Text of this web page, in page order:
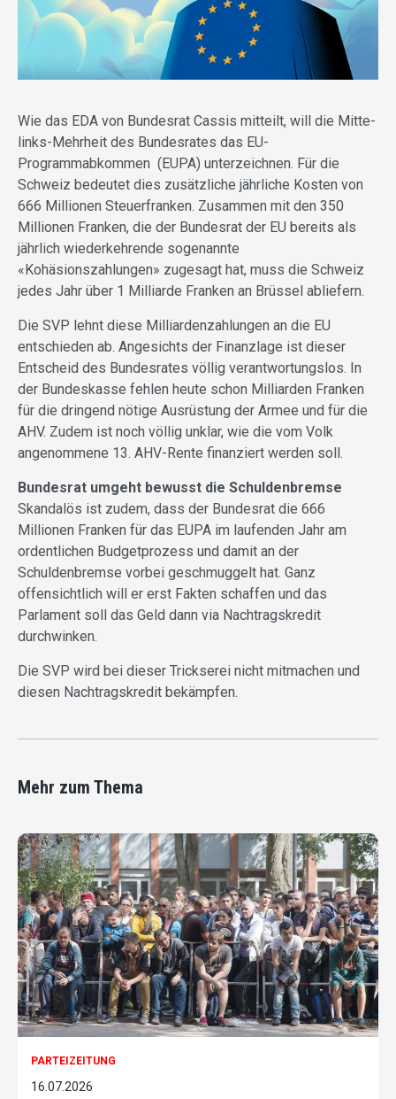
Wie das EDA von Bundesrat Cassis mitteilt, will die Mitte-
links-Mehrheit des Bundesrates das EU-
Programmabkommen (EUPA) unterzeichnen. Für die
Schweiz bedeutet dies zusätzliche jährliche Kosten von
666 Millionen Steuerfranken. Zusammen mit den 350
Millionen Franken, die der Bundesrat der EU bereits als
jährlich wiederkehrende sogenannte
«Kohäsionszahlungen» zugesagt hat, muss die Schweiz
jedes Jahr über 1 Milliarde Franken an Brüssel abliefern.
Die SVP lehnt diese Milliardenzahlungen an die EU
entschieden ab. Angesichts der Finanzlage ist dieser
Entscheid des Bundesrates völlig verantwortungslos. In
der Bundeskasse fehlen heute schon Milliarden Franken
für die dringend nötige Ausrüstung der Armee und für die
AHV. Zudem ist noch völlig unklar, wie die vom Volk
angenommene 13. AHV-Rente finanziert werden soll.
Bundesrat umgeht bewusst die Schuldenbremse
Skandalös ist zudem, dass der Bundesrat die 666
Millionen Franken für das EUPA im laufenden Jahr am
ordentlichen Budgetprozess und damit an der
Schuldenbremse vorbei geschmuggelt hat. Ganz
offensichtlich will er erst Fakten schaffen und das
Parlament soll das Geld dann via Nachtragskredit
durchwinken.
Die SVP wird bei dieser Trickserei nicht mitmachen und
diesen Nachtragskredit bekämpfen.
Mehr zum Thema
PARTEIZEITUNG
16.07.2026